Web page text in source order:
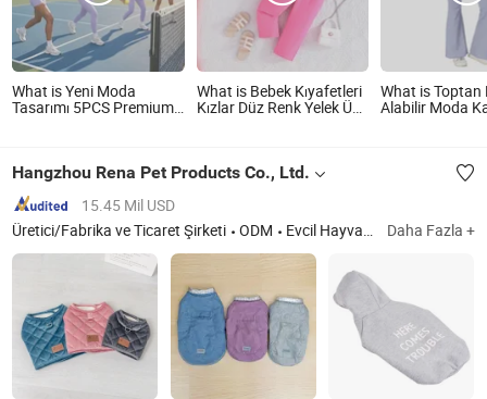
What is Yeni Moda
Tasarımı 5PCS Premium
Antrenman Kıyafetleri,
Cazip Yoga Kıyafetleri
What is Bebek Kıyafetleri
Kızlar Düz Renk Yelek Üst
What is Toptan
Alabilir Moda
Hangzhou Rena Pet Products Co., Ltd.
15.45 Mil USD
Üretici/Fabrika ve Ticaret Şirketi
ODM Evcil Hayvan Ürünleri Daha Fazla +